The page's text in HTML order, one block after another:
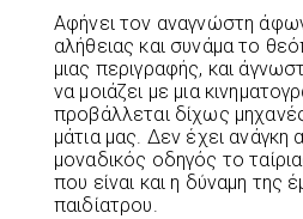
Αφήνει τον αναγνώστη
αλήθειας και συνάμα το
μιας περιγραφής, και
να μοιάζει με μια
προβάλλεται δίχως
μάτια μας. Δεν έχει ανάγκη
μοναδικός οδηγός το
που είναι και η δύναμη της
παιδίατρου.